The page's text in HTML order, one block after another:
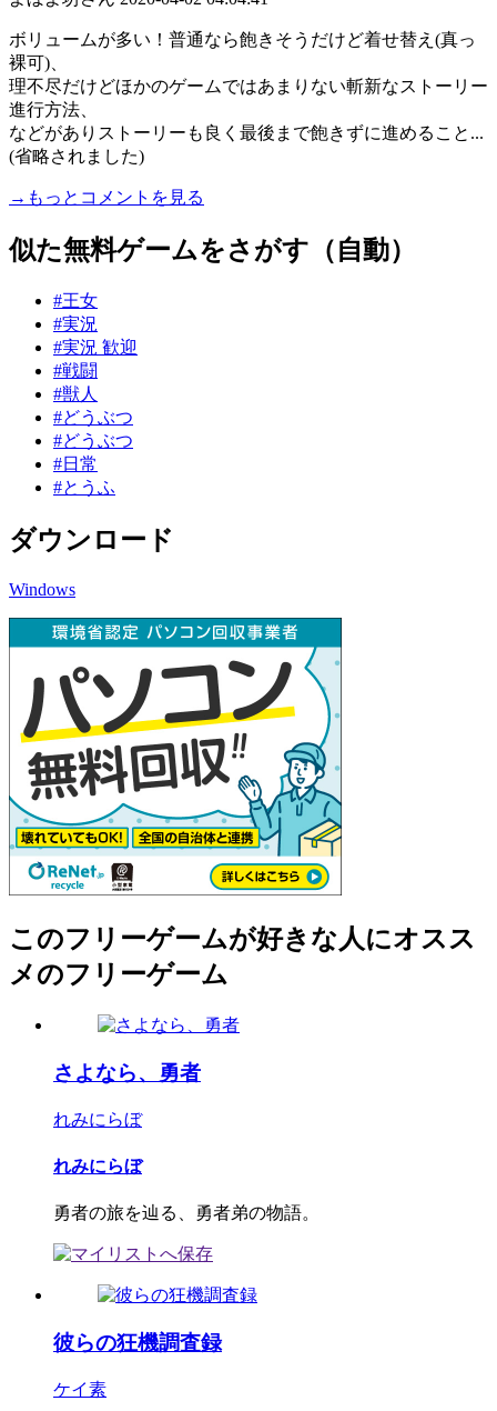
ボリュームが多い！普通なら飽きそうだけど着せ替え(真っ
裸可)、
理不尽だけどほかのゲームではあまりない斬新なストーリー
進行方法、
などがありストーリーも良く最後まで飽きずに進めること...
(省略されました)
→もっとコメントを見る
似た無料ゲームをさがす（自動）
#王女
#実況
#実況 歓迎
#戦闘
#獣人
#どうぶつ
#どうぶつ
#日常
#とうふ
ダウンロード
Windows
このフリーゲームが好きな人にオスス
メのフリーゲーム
さよなら、勇者
れみにらぼ
れみにらぼ
勇者の旅を辿る、勇者弟の物語。
彼らの狂機調査録
ケイ素